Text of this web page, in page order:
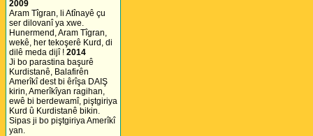
2009
Aram Tîgran, li Atînayê çu
ser dilovanî ya xwe.
Hunermend, Aram Tîgran,
wekê, her tekoşerê Kurd, di
dilê meda dijî ! 2014
Ji bo parastina başurê
Kurdistanê, Balafirên
Amerîkî dest bi êrîşa DAIŞ
kirin, Amerîkîyan ragihan,
ewê bi berdewamî, piştgiriya
Kurd û Kurdistanê bikin.
Sipas ji bo piştgiriya Amerîkî
yan.